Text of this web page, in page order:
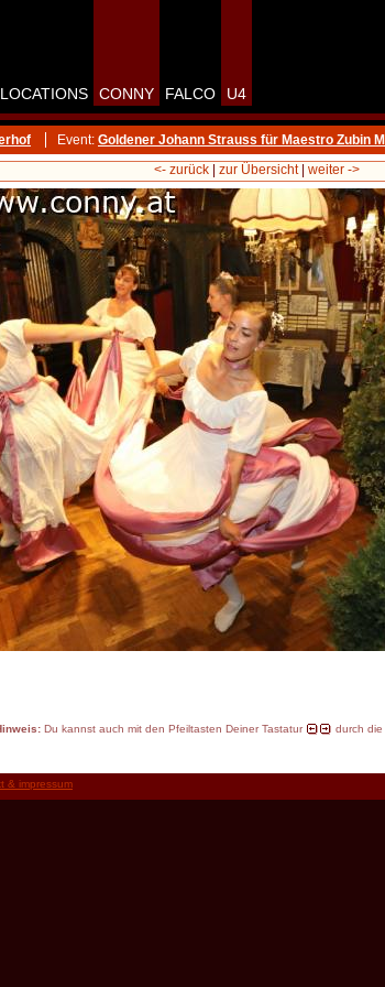
LOCATIONS CONNY FALCO U4
Event: Goldener Johann Strauss für Maestro Zubin
<- zurück| zur Übersicht| weiter ->
Du kannst auch mit den Pfeiltasten Deiner Tastatur durch die
& impressum